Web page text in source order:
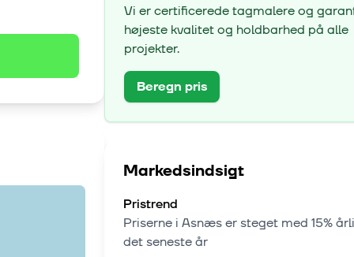
Vi er certificerede tagmalere og
højeste kvalitet og holdbarhed på alle
projekter.
Beregn pris
Markedsindsigt
Pristrend
Priserne i Asnæser steget med 15%
det seneste år